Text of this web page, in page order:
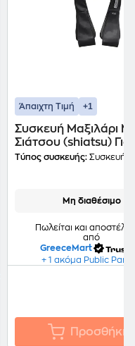
Άπαιχτη Τιμή +1
Συσκευή Μαξιλάρι
Σιάτσου (shiatsu) Για
Αντιμετώπιση Πόνου
Τύπος συσκευής: Συσκευή
Μη διαθέσιμο
Πωλείται και
από
GreeceMart
+ 1 ακόμα Public
Προσθήκη